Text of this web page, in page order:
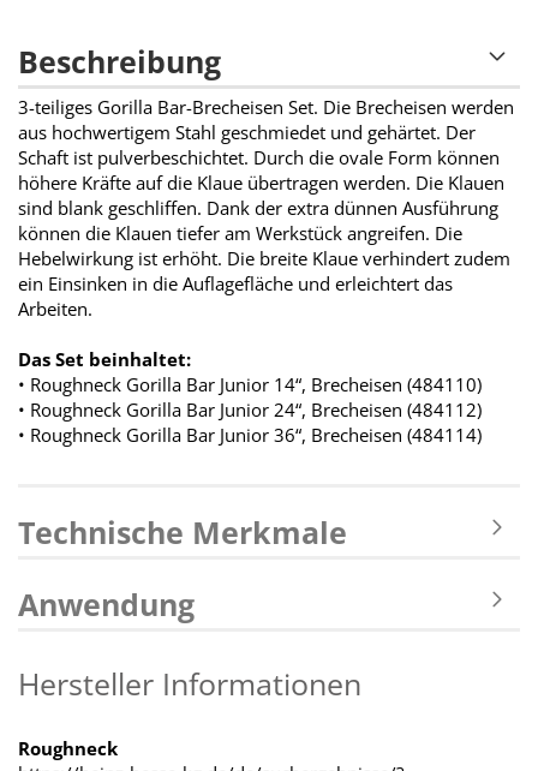
Beschreibung
3-teiliges Gorilla Bar-Brecheisen Set. Die Brecheisen werden
aus hochwertigem Stahl geschmiedet und gehärtet. Der
Schaft ist pulverbeschichtet. Durch die ovale Form können
höhere Kräfte auf die Klaue übertragen werden. Die Klauen
sind blank geschliffen. Dank der extra dünnen Ausführung
können die Klauen tiefer am Werkstück angreifen. Die
Hebelwirkung ist erhöht. Die breite Klaue verhindert zudem
ein Einsinken in die Auflagefläche und erleichtert das
Arbeiten.
Das Set beinhaltet:
• Roughneck Gorilla Bar Junior 14“, Brecheisen (484110)
• Roughneck Gorilla Bar Junior 24“, Brecheisen (484112)
• Roughneck Gorilla Bar Junior 36“, Brecheisen (484114)
Technische Merkmale
Anwendung
Hersteller Informationen
Roughneck